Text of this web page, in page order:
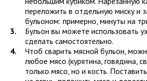
переложить в отдельную миску и
бульоном: примерно, минуты на
Бульон вы можете использовать
сделать самостоятельно.
Чтоб сварить мясной бульон,
любое мясо (курятина, говядина,
только мясо, но и кость.